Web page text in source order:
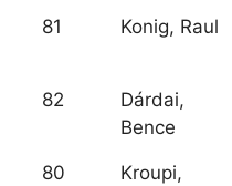
81 Konig, Raul
82
Dárdai,
Bence
80
Kroupi,